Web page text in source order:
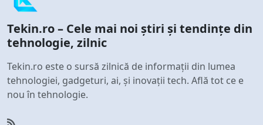
Tekin.ro – Cele mai noi știri și tendințe din
tehnologie, zilnic
Tekin.ro este o sursă zilnică de informații din lumea
tehnologiei, gadgeturi, ai, și inovații tech. Află tot ce e
nou în tehnologie.